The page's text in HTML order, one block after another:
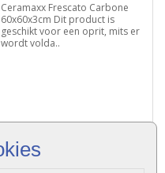
Ceramaxx Frescato Carbone
60x60x3cm Dit product is
geschikt voor een oprit, mits er
wordt volda..